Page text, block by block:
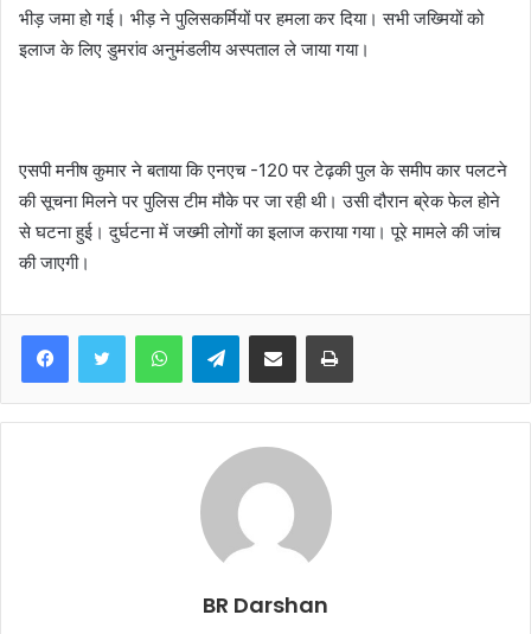
भीड़ जमा हो गई। भीड़ ने पुलिसकर्मियों पर हमला कर दिया। सभी जख्मियों को
इलाज के लिए डुमरांव अनुमंडलीय अस्पताल ले जाया गया।
एसपी मनीष कुमार ने बताया कि एनएच -120 पर टेढ़की पुल के समीप कार पलटने
की सूचना मिलने पर पुलिस टीम मौके पर जा रही थी। उसी दौरान ब्रेक फेल होने
से घटना हुई। दुर्घटना में जख्मी लोगों का इलाज कराया गया। पूरे मामले की जांच
की जाएगी।
Telegram
BR Darshan